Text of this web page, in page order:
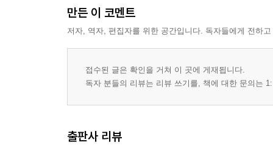
만든 이 코멘트
저자, 역자, 편집자를 위한 공간입니다. 독자들에게 전하
접수된 글은 확인을 거쳐 이 곳에 게재됩니다.
독자 분들의 리뷰는 리뷰 쓰기를, 책에 대한 문의는
출판사 리뷰